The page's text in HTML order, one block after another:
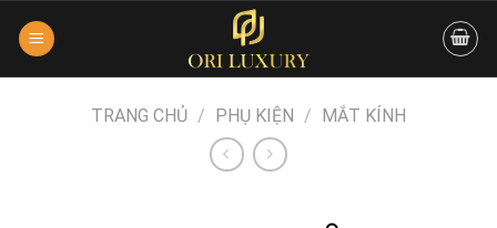
TRANG CHỦ / PHỤ KIỆN / MẮT KÍNH